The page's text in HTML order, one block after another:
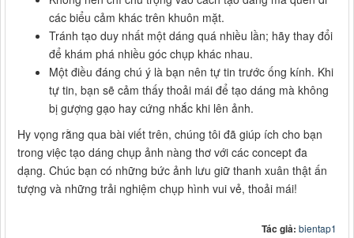
các biểu cảm khác trên khuôn mặt.
Tránh tạo duy nhất một dáng quá nhiều lần; hãy thay đổi
để khám phá nhiều góc chụp khác nhau.
Một điều đáng chú ý là bạn nên tự tin trước ống kính. Khi
tự tin, bạn sẽ cảm thấy thoải mái để tạo dáng mà không
bị gượng gạo hay cứng nhắc khi lên ảnh.
Hy vọng rằng qua bài viết trên, chúng tôi đã giúp ích cho bạn
trong việc tạo dáng chụp ảnh nàng thơ với các concept đa
dạng. Chúc bạn có những bức ảnh lưu giữ thanh xuân thật ấn
tượng và những trải nghiệm chụp hình vui vẻ, thoải mái!
Tác giả: bientap1